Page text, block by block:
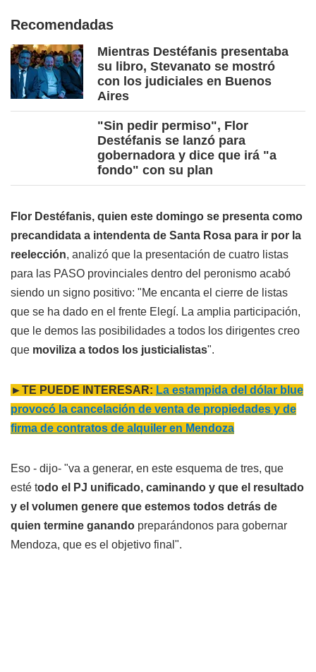
Recomendadas
Mientras Destéfanis presentaba
su libro, Stevanato se mostró
con los judiciales en Buenos
Aires
"Sin pedir permiso", Flor
Destéfanis se lanzó para
gobernadora y dice que irá "a
fondo" con su plan
Flor Destéfanis, quien este domingo se presenta como
precandidata a intendenta de Santa Rosa para ir por la
reelección, analizó que la presentación de cuatro listas
para las PASO provinciales dentro del peronismo acabó
siendo un signo positivo: "Me encanta el cierre de listas
que se ha dado en el frente Elegí. La amplia participación,
que le demos las posibilidades a todos los dirigentes creo
que moviliza a todos los justicialistas".
►TE PUEDE INTERESAR: La estampida del dólar blue
provocó la cancelación de venta de propiedades y de
firma de contratos de alquiler en Mendoza
Eso - dijo- "va a generar, en este esquema de tres, que
esté todo el PJ unificado, caminando y que el resultado
y el volumen genere que estemos todos detrás de
quien termine ganando preparándonos para gobernar
Mendoza, que es el objetivo final".